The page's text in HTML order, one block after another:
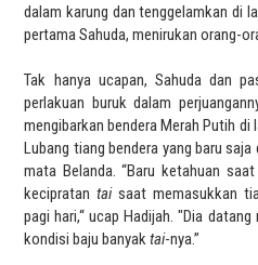
dalam karung dan tenggelamkan di
pertama Sahuda, menirukan orang-
Tak hanya ucapan, Sahuda dan
perlakuan buruk dalam
mengibarkan bendera Merah Putih di
Lubang tiang bendera yang baru
mata Belanda. “Baru ketahuan
kecipratantaisaat memasukkan
pagi hari,“ ucap Hadijah. "Dia
kondisi baju banyaktai-nya.”